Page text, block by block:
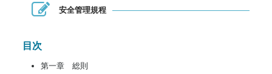
安全管理規程
目次
第一章 総則